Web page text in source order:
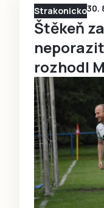
Strakonicko30.
Štěkeň
rozhodl